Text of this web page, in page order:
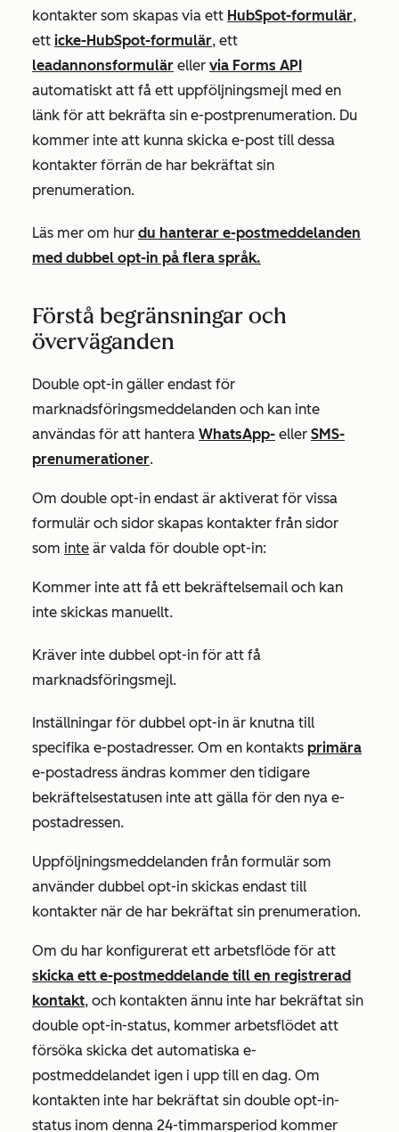
kontakter som skapas via ett HubSpot-formulär,
ett icke-HubSpot-formulär, ett
leadannonsformulär eller via Forms API
automatiskt att få ett uppföljningsmejl med en
länk för att bekräfta sin e-postprenumeration. Du
kommer inte att kunna skicka e-post till dessa
kontakter förrän de har bekräftat sin
prenumeration.
Läs mer om hur du hanterar e-postmeddelanden
med dubbel opt-in på flera språk.
Förstå begränsningar och
överväganden
Double opt-in gäller endast för
marknadsföringsmeddelanden och kan inte
användas för att hantera WhatsApp- eller SMS-
prenumerationer.
Om double opt-in endast är aktiverat för vissa
formulär och sidor skapas kontakter från sidor
som inte är valda för double opt-in:
Kommer inte att få ett bekräftelsemail och kan
inte skickas manuellt.
Kräver inte dubbel opt-in för att få
marknadsföringsmejl.
Inställningar för dubbel opt-in är knutna till
specifika e-postadresser. Om en kontakts primära
e-postadress ändras kommer den tidigare
bekräftelsestatusen inte att gälla för den nya e-
postadressen.
Uppföljningsmeddelanden från formulär som
använder dubbel opt-in skickas endast till
kontakter när de har bekräftat sin prenumeration.
Om du har konfigurerat ett arbetsflöde för att
skicka ett e-postmeddelande till en registrerad
kontakt, och kontakten ännu inte har bekräftat sin
double opt-in-status, kommer arbetsflödet att
försöka skicka det automatiska e-
postmeddelandet igen i upp till en dag. Om
kontakten inte har bekräftat sin double opt-in-
status inom denna 24-timmarsperiod kommer